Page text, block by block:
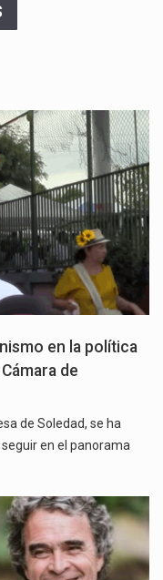
en la política
de
de Soledad, se ha
en el panorama